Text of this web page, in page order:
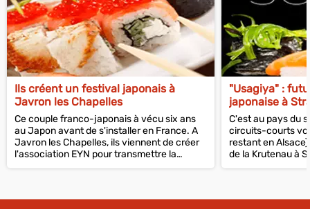
Ils créent un festival japonais à
Javron les Chapelles
Ce couple franco-japonais à vécu six ans
au Japon avant de s'installer en France. A
Javron les Chapelles, ils viennent de créer
l'association EYN pour transmettre la
culture japonaise en Mayenne.
"Usagiya" :
japonaise à
C'est au pays du
circuits-courts
restant en
de la Krutenau à
Caspar ouvrira